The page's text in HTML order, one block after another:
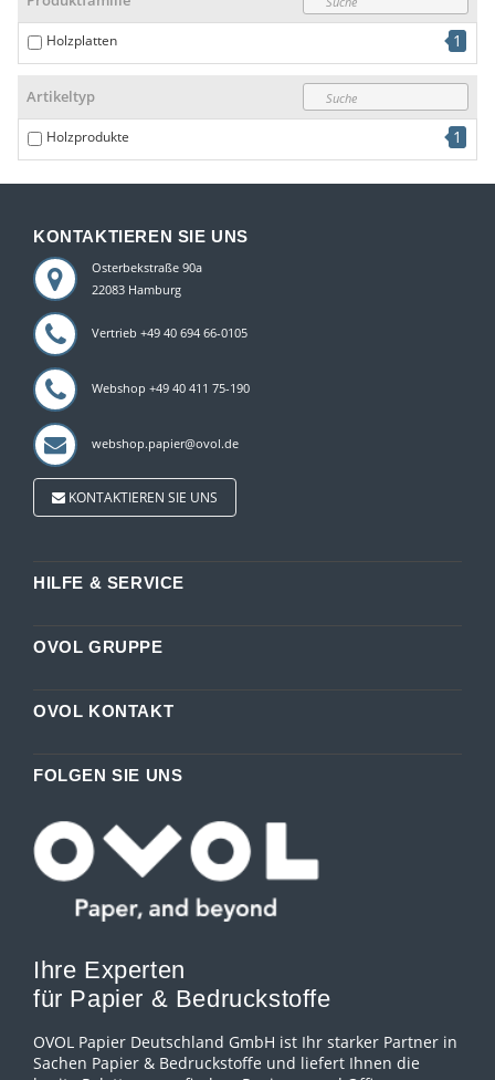
Holzplatten 1
Artikeltyp
Holzprodukte 1
KONTAKTIEREN SIE UNS
Osterbekstraße 90a
22083 Hamburg
Vertrieb +49 40 694 66-0105
Webshop +49 40 411 75-190
webshop.papier@ovol.de
KONTAKTIEREN SIE UNS
HILFE & SERVICE
OVOL GRUPPE
OVOL KONTAKT
FOLGEN SIE UNS
Ihre Experten
für Papier & Bedruckstoffe
OVOL Papier Deutschland GmbH ist Ihr starker Partner in
Sachen Papier & Bedruckstoffe und liefert Ihnen die